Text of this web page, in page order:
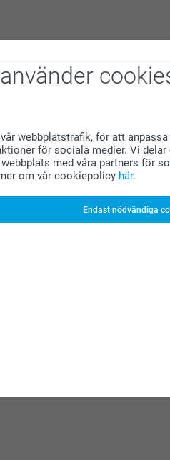
webbplatstrafik, för att
för sociala medier. Vi delar
med våra partners för
om vår cookiepolicy här.
Endast nödvändiga